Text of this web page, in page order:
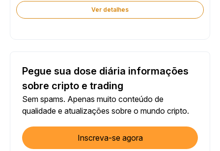
Ver detalhes
Pegue sua dose diária informações
sobre cripto e trading
Sem spams. Apenas muito conteúdo de
qualidade e atualizações sobre o mundo cripto.
Inscreva-se agora